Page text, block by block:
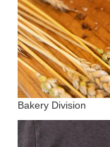
Bakery Division